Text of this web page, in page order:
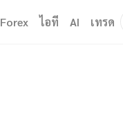
Forex ไอที AI เทรด